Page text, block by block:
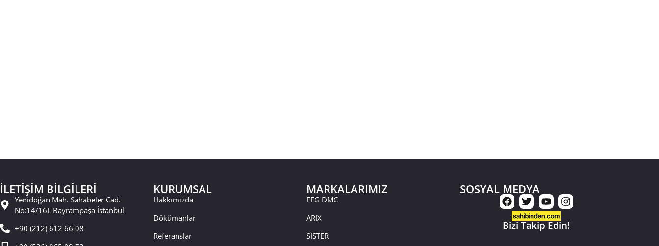
İLETİŞİM BİLGİLERİ
Yenidoğan Mah. Sahabeler Cad.
No:14/16L Bayrampaşa İstanbul
+90 (212) 612 66 08
KURUMSAL
Hakkımızda
Dökümanlar
Referanslar
MARKALARIMIZ
FFG DMC
ARIX
SISTER
SOSYAL MEDYA
Bizi Takip Edin!